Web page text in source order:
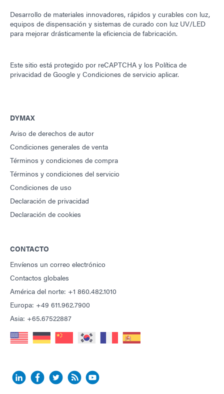
Desarrollo de materiales innovadores, rápidos y curables con luz,
equipos de dispensación y sistemas de curado con luz UV/LED
para mejorar drásticamente la eficiencia de fabricación.
Este sitio está protegido por reCAPTCHA y los Política de
privacidad de Google y Condiciones de servicio aplicar.
DYMAX
Aviso de derechos de autor
Condiciones generales de venta
Términos y condiciones de compra
Términos y condiciones del servicio
Condiciones de uso
Declaración de privacidad
Declaración de cookies
CONTACTO
Envíenos un correo electrónico
Contactos globales
América del norte: +1 860.482.1010
Europa: +49 611.962.7900
Asia: +65.67522887